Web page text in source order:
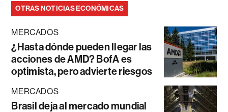
OTRAS NOTICIAS ECONÓMICAS
MERCADOS
¿Hasta dónde pueden llegar las
acciones de AMD? BofA es
optimista, pero advierte riesgos
MERCADOS
Brasil deja al mercado mundial